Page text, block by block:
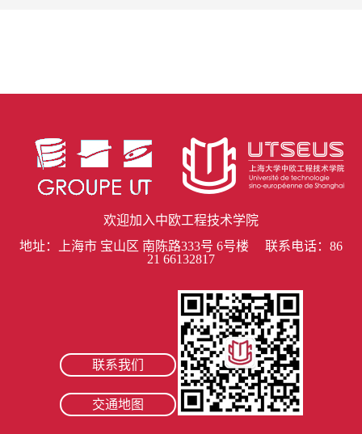
欢迎加入中欧工程技术学院
地址：上海市 宝山区 南陈路333号 6号楼 联系电话：86
21 66132817
联系我们
交通地图